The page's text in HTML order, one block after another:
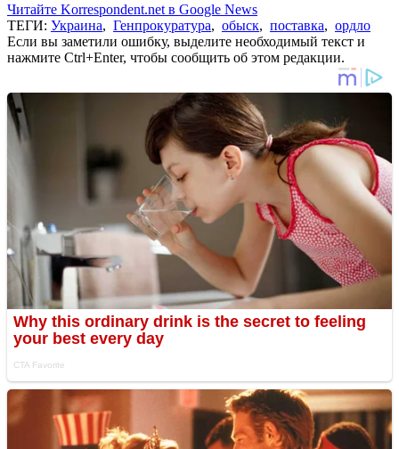
Читайте Korrespondent.net в Google News
ТЕГИ: Украина, Генпрокуратура, обыск, поставка, ордло
Если вы заметили ошибку, выделите необходимый текст и
нажмите Ctrl+Enter, чтобы сообщить об этом редакции.